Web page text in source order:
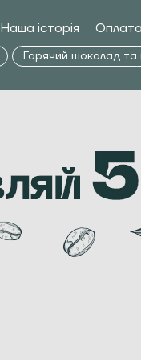
Наша історія
Гарячий шоколад та